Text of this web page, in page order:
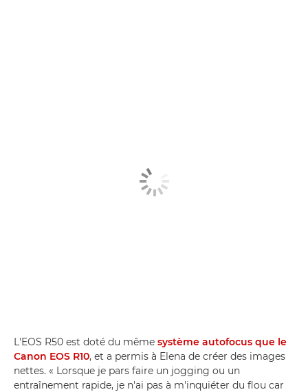
L'EOS R50 est doté du même système autofocus que le
Canon EOS R10, et a permis à Elena de créer des images
nettes. « Lorsque je pars faire un jogging ou un
entraînement rapide, je n'ai pas à m'inquiéter du flou car